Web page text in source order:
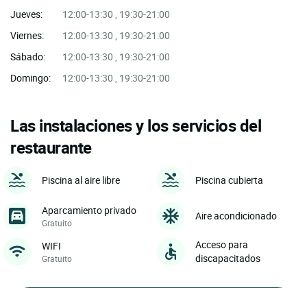
Jueves:
12:00-13:30 , 19:30-21:00
Viernes:
12:00-13:30 , 19:30-21:00
Sábado:
12:00-13:30 , 19:30-21:00
Domingo:
12:00-13:30 , 19:30-21:00
Las instalaciones y los servicios del
restaurante
Piscina al aire libre Piscina cubierta
Aparcamiento privado
Gratuito
Aire acondicionado
WIFI
Gratuito
Acceso para
discapacitados